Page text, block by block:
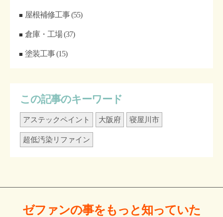
屋根補修工事(55)
倉庫・工場(37)
塗装工事(15)
この記事のキーワード
アステックペイント 大阪府 寝屋川市
超低汚染リファイン
ゼファンの事をもっと知っていた